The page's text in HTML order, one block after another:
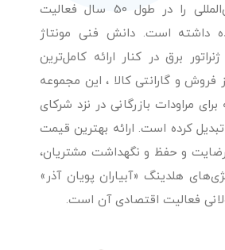
شناخته شده بین‌المللی را در طول 50 سال فعالیت
داشته است. دانش فنی مونتاژ
برق در کنار ارائه کامل‌ترین
و گارانتی کالا ، این مجموعه
برای مراودات بازرگانی در نزد شرکای
کرده است. ارائه بهترین قیمت
رضایت و حفظ و نگهداشت مشتریان،
هلدینگ «آبیاران پویان آذر»
فعالیت اقتصادی آن است.